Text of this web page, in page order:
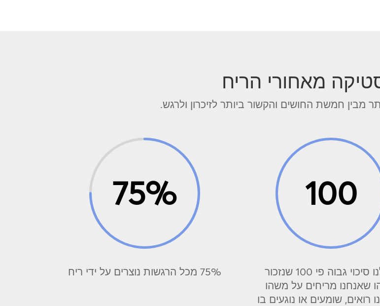
מאחורי הריח
מבין חמשת החושים והקשור ביותר לזיכרון ולרגש.
75%
75% מכל הרגשות נוצרים על ידי ריח
100
יש לנו סיכוי גבוה פי 100 שנזכור
שאנחנו מריחים על משהו
רואים, שומעים או נוגעים בו